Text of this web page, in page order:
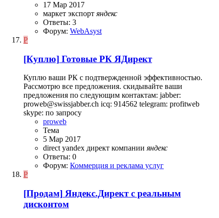
17 Мар 2017
маркет экспорт яндекс
Ответы: 3
Форум: WebAsyst
P
[Куплю] Готовые РК ЯДирект
Куплю ваши РК с подтвержденной эффективностью.
Рассмотрю все предложения. скидывайте ваши
предложения по следующим контактам: jabber:
proweb@swissjabber.ch icq: 914562 telegram: profitweb
skype: по запросу
proweb
Тема
5 Мар 2017
direct yandex директ компании яндекс
Ответы: 0
Форум: Коммерция и реклама услуг
P
[Продам] Яндекс.Директ с реальным
дисконтом